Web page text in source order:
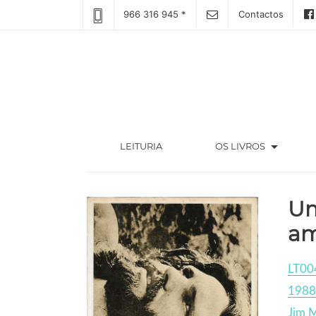
966 316 945 * Contactos
LEITURIA(CURRENT) OS LIVROS arrow_drop_down
1988
Jim